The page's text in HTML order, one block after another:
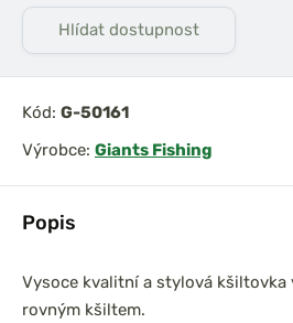
Popis
Vysoce kvalitní a stylová kšiltovka
rovným kšiltem.
Hlídat dostupnost
Kód: G-50161
Výrobce: Giants Fishing